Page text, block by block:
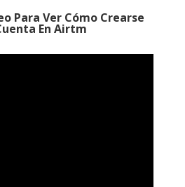
Para Ver Cómo Crearse
En Airtm